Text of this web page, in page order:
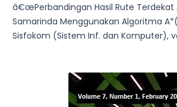
â€œPerbandingan Hasil Rute Terdekat
Samarinda Menggunakan Algoritma
Sisfokom (Sistem Inf. dan Komputer),